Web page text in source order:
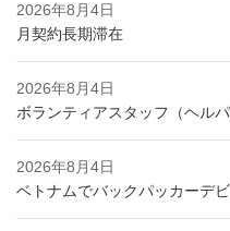
2026年8月4日
月契約長期滞在
2026年8月4日
ボランティアスタッフ（ヘル
2026年8月4日
ベトナムでバックパッカーデ